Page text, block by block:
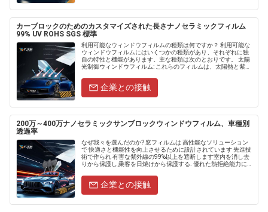
カーブロックのためのカスタマイズされた長さナノセラミックフィルム
99% UV ROHS SGS 標準
利用可能なウィンドウフィルムの種類は何ですか？ 利用可能な
ウィンドウフィルムにはいくつかの種類があり、それぞれに独
自の特性と機能があります。主な種類は次のとおりです。 太陽
光制御ウィンドウフィルム: これらのフィルムは、太陽熱と紫外
企業との接触
200万～400万ナノセラミックサンブロックウィンドウフィルム、車種別
透過率
なぜ我々を選んだのか? 窓フィルムは 高性能なソリューション
で 快適さと機能性を向上させるために設計されています 先進技
術で作られ 有害な紫外線の99%以上を遮断します室内を消し去
りから保護し,乗客を日焼けから保護する. 優れた熱拒絶能力によ
ま...
企業との接触